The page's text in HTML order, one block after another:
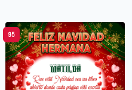
95